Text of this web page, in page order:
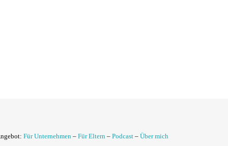
Für Unternehmen – Für Eltern – Podcast – Über mich